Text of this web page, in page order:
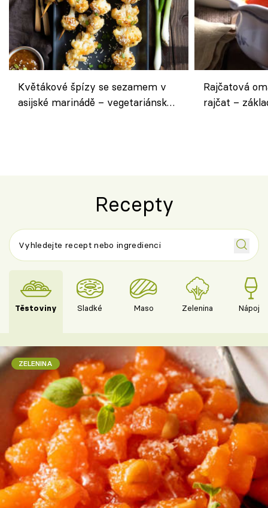
Květákové špízy se sezamem v
asijské marinádě – vegetariánská
Rajčatová
rajčat –
Recepty
Těstoviny Sladké Maso Zelenina Nápoje
ZELENINA